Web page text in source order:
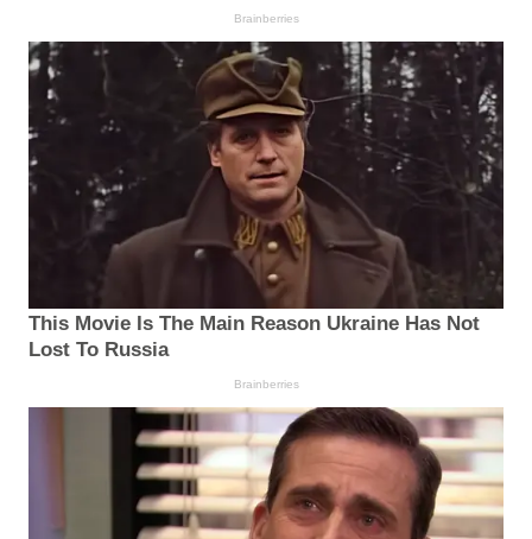
Brainberries
This Movie Is The Main Reason Ukraine Has Not
Lost To Russia
Brainberries